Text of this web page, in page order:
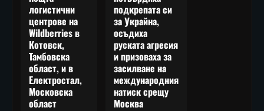
логистични
центрове на
Wildberries в
Котовск,
Тамбовска
област, и в
Електростал,
Московска
област
подкрепата си
за Украйна,
осъдиха
руската агресия
и призоваха за
засилване на
международния
натиск срещу
Москва